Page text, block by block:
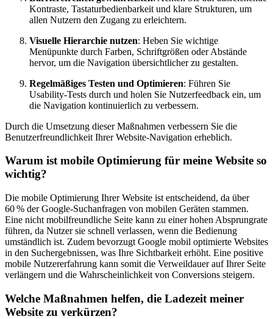
Kontraste, Tastaturbedienbarkeit und klare Strukturen, um
allen Nutzern den Zugang zu erleichtern.
Visuelle Hierarchie nutzen: Heben Sie wichtige
Menüpunkte durch Farben, Schriftgrößen oder Abstände
hervor, um die Navigation übersichtlicher zu gestalten.
Regelmäßiges Testen und Optimieren: Führen Sie
Usability-Tests durch und holen Sie Nutzerfeedback ein, um
die Navigation kontinuierlich zu verbessern.
Durch die Umsetzung dieser Maßnahmen verbessern Sie die
Benutzerfreundlichkeit Ihrer Website-Navigation erheblich.
Warum ist mobile Optimierung für meine Website so
wichtig?
Die mobile Optimierung Ihrer Website ist entscheidend, da über
60 % der Google-Suchanfragen von mobilen Geräten stammen.
Eine nicht mobilfreundliche Seite kann zu einer hohen Absprungrate
führen, da Nutzer sie schnell verlassen, wenn die Bedienung
umständlich ist. Zudem bevorzugt Google mobil optimierte Websites
in den Suchergebnissen, was Ihre Sichtbarkeit erhöht. Eine positive
mobile Nutzererfahrung kann somit die Verweildauer auf Ihrer Seite
verlängern und die Wahrscheinlichkeit von Conversions steigern.
Welche Maßnahmen helfen, die Ladezeit meiner
Website zu verkürzen?